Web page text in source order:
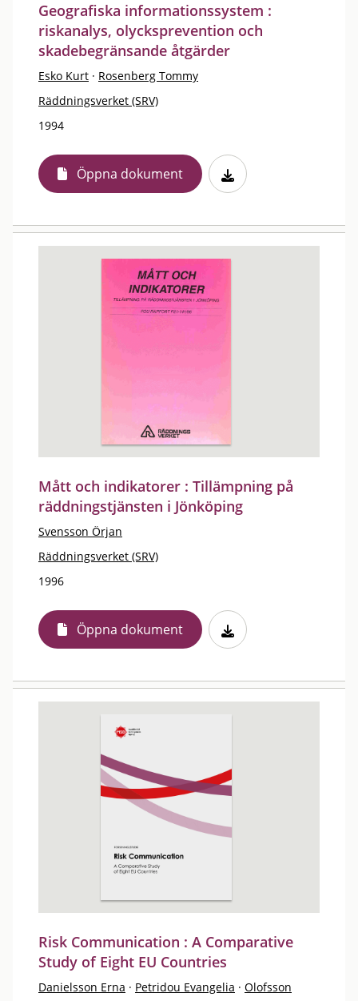
Geografiska informationssystem :
riskanalys, olycksprevention och
skadebegränsande åtgärder
Esko Kurt · Rosenberg Tommy
Räddningsverket (SRV)
1994
Öppna dokument
Mått och indikatorer : Tillämpning på
räddningstjänsten i Jönköping
Svensson Örjan
Räddningsverket (SRV)
1996
Öppna dokument
Risk Communication : A Comparative
Study of Eight EU Countries
Danielsson Erna · Petridou Evangelia · Olofsson